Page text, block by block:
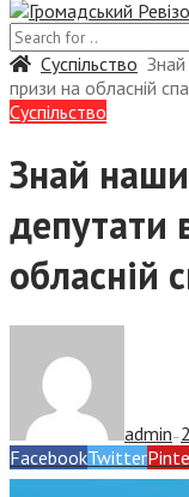
Суспiльство
призи на обласній
Суспiльство
Знай
депутати
обласній
admin —
FacebookTwitter